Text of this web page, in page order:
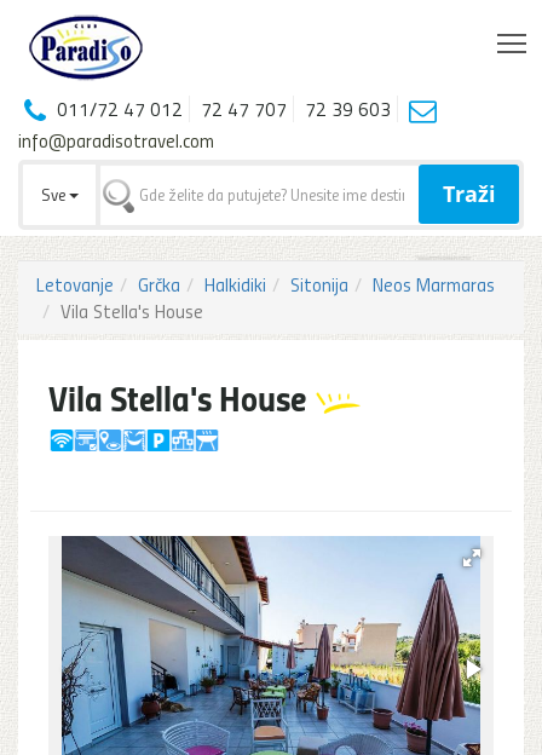
011/72 47 012 72 47 707
72 39 603
info@paradisotravel.com
Sve Traži
Letovanje Grčka Halkidiki Sitonija
Neos Marmaras
Vila Stella's House
Vila Stella's House